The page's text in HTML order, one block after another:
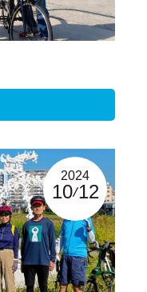
2024
10 12